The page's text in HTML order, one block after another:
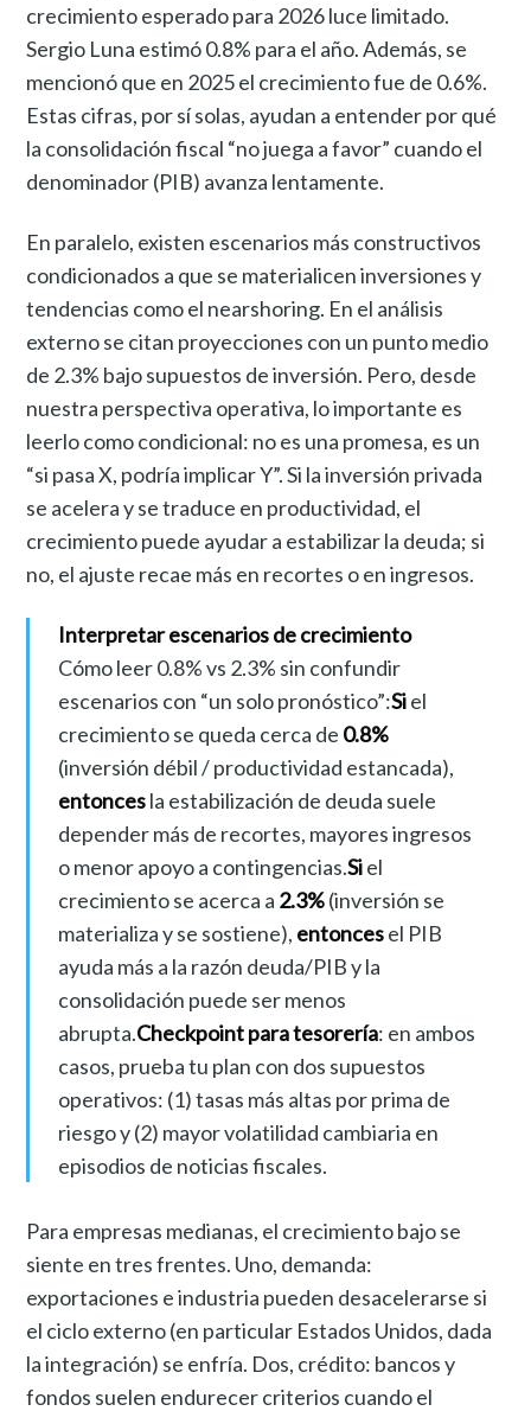
crecimiento esperado para 2026 luce limitado.
Sergio Luna estimó 0.8% para el año. Además, se
mencionó que en 2025 el crecimiento fue de 0.6%.
Estas cifras, por sí solas, ayudan a entender por qué
la consolidación fiscal “no juega a favor” cuando el
denominador (PIB) avanza lentamente.
En paralelo, existen escenarios más constructivos
condicionados a que se materialicen inversiones y
tendencias como el nearshoring. En el análisis
externo se citan proyecciones con un punto medio
de 2.3% bajo supuestos de inversión. Pero, desde
nuestra perspectiva operativa, lo importante es
leerlo como condicional: no es una promesa, es un
“si pasa X, podría implicar Y”. Si la inversión privada
se acelera y se traduce en productividad, el
crecimiento puede ayudar a estabilizar la deuda; si
no, el ajuste recae más en recortes o en ingresos.
Interpretar escenarios de crecimiento
Cómo leer 0.8% vs 2.3% sin confundir
escenarios con “un solo pronóstico”:Siel
crecimiento se queda cerca de 0.8%
(inversión débil / productividad estancada),
entoncesla estabilización de deuda suele
depender más de recortes, mayores ingresos
o menor apoyo a contingencias.Siel
crecimiento se acerca a 2.3%(inversión se
materializa y se sostiene), entoncesel PIB
ayuda más a la razón deuda/PIB y la
consolidación puede ser menos
abrupta.Checkpoint para tesorería: en ambos
casos, prueba tu plan con dos supuestos
operativos: (1) tasas más altas por prima de
riesgo y (2) mayor volatilidad cambiaria en
episodios de noticias fiscales.
Para empresas medianas, el crecimiento bajo se
siente en tres frentes. Uno, demanda:
exportaciones e industria pueden desacelerarse si
el ciclo externo (en particular Estados Unidos, dada
la integración) se enfría. Dos, crédito: bancos y
fondos suelen endurecer criterios cuando el